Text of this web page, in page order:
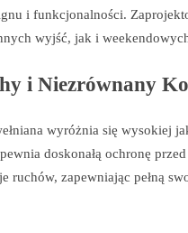
i funkcjonalności.
wyjść, jak i
i Niezrównany
wyróżnia się wysokiej
doskonałą ochronę
ruchów, zapewniając pełną